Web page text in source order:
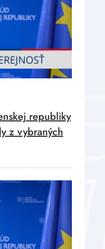
republiky
z vybraných